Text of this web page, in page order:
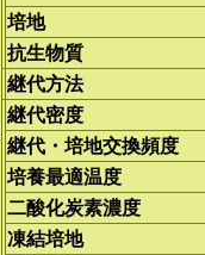
培地
抗生物質
継代方法
継代密度
継代・培地交換頻度
培養最適温度
二酸化炭素濃度
凍結培地